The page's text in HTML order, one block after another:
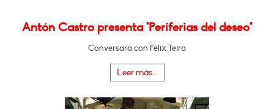
Antón Castro presenta "Periferias del deseo"
Conversará con Félix Teira
Leer más...